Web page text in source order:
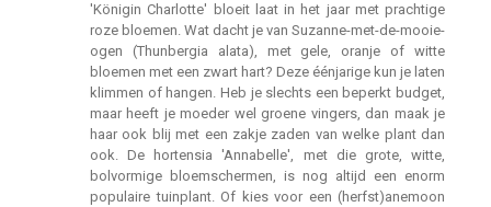
'Königin Charlotte' bloeit laat in het jaar met prachtige
roze bloemen. Wat dacht je van Suzanne-met-de-mooie-
ogen (Thunbergia alata), met gele, oranje of witte
bloemen met een zwart hart? Deze éénjarige kun je laten
klimmen of hangen. Heb je slechts een beperkt budget,
maar heeft je moeder wel groene vingers, dan maak je
haar ook blij met een zakje zaden van welke plant dan
ook. De hortensia 'Annabelle', met die grote, witte,
bolvormige bloemschermen, is nog altijd een enorm
populaire tuinplant. Of kies voor een (herfst)anemoon